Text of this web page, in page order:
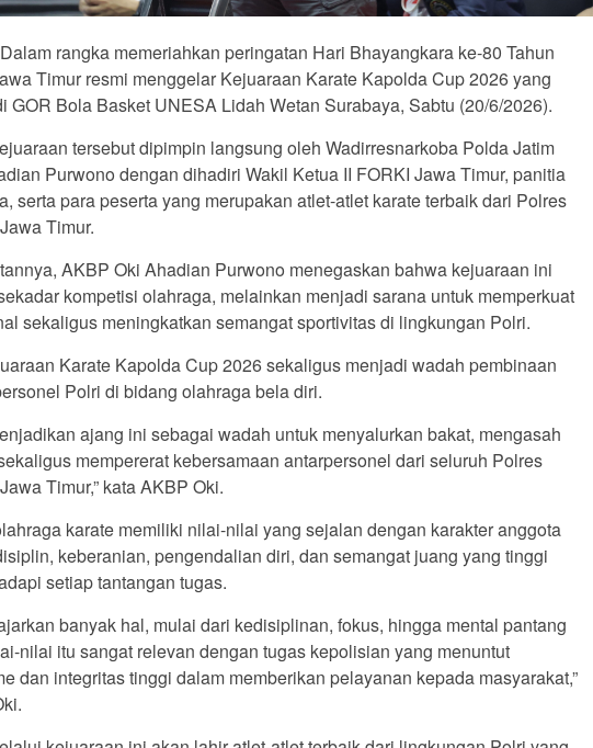
rangka memeriahkan peringatan Hari Bhayangkara ke-80 Tahun
Timur resmi menggelar Kejuaraan Karate Kapolda Cup 2026 yang
GOR Bola Basket UNESA Lidah Wetan Surabaya, Sabtu (20/6/2026).
tersebut dipimpin langsung oleh Wadirresnarkoba Polda Jatim
Purwono dengan dihadiri Wakil Ketua II FORKI Jawa Timur, panitia
serta para peserta yang merupakan atlet-atlet karate terbaik dari Polres
Timur.
AKBP Oki Ahadian Purwono menegaskan bahwa kejuaraan ini
kompetisi olahraga, melainkan menjadi sarana untuk memperkuat
sekaligus meningkatkan semangat sportivitas di lingkungan Polri.
Karate Kapolda Cup 2026 sekaligus menjadi wadah pembinaan
Polri di bidang olahraga bela diri.
ajang ini sebagai wadah untuk menyalurkan bakat, mengasah
mempererat kebersamaan antarpersonel dari seluruh Polres
Timur,” kata AKBP Oki.
karate memiliki nilai-nilai yang sejalan dengan karakter anggota
keberanian, pengendalian diri, dan semangat juang yang tinggi
setiap tantangan tugas.
banyak hal, mulai dari kedisiplinan, fokus, hingga mental pantang
nilai itu sangat relevan dengan tugas kepolisian yang menuntut
dan integritas tinggi dalam memberikan pelayanan kepada masyarakat,”